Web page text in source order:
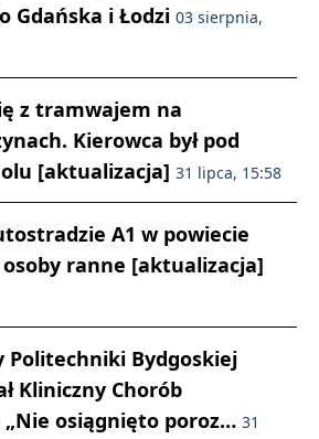
Gdańska i Łodzi 03 sierpnia,
z tramwajem na
Kierowca był pod
[aktualizacja] 31 lipca, 15:58
A1 w powiecie
ranne [aktualizacja]
Politechniki Bydgoskiej
Kliniczny Chorób
osiągnięto poroz… 31